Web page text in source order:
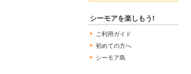
シーモアを楽しもう!
ご利用ガイド
初めての方へ
シーモア島